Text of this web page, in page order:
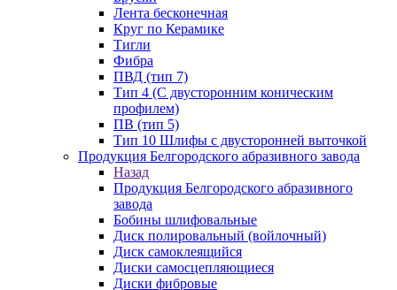
Лента бесконечная
Круг по Керамике
Тигли
Фибра
ПВД (тип 7)
Тип 4 (С двусторонним коническим
профилем)
ПВ (тип 5)
Тип 10 Шлифы с двусторонней выточкой
Продукция Белгородского абразивного завода
Назад
Продукция Белгородского абразивного
завода
Бобины шлифовальные
Диск полировальный (войлочный)
Диск самоклеящийся
Диски самосцепляющиеся
Диски фибровые